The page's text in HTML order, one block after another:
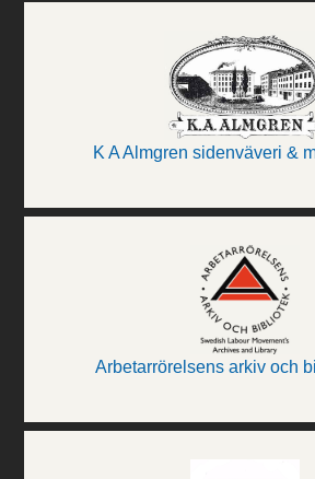
K A Almgren sidenväveri &
Arbetarrörelsens arkiv och